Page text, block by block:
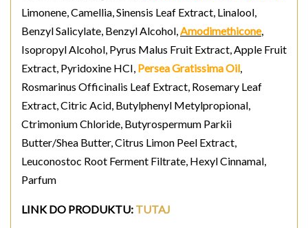
Limonene, Camellia, Sinensis Leaf Extract, Linalool,
Benzyl Salicylate, Benzyl Alcohol, Amodimethicone,
Isopropyl Alcohol, Pyrus Malus Fruit Extract, Apple Fruit
Extract, Pyridoxine HCI, Persea Gratissima Oil
Rosmarinus Officinalis Leaf Extract, Rosemary Leaf
Extract, Citric Acid, Butylphenyl Metylpropional,
Ctrimonium Chloride, Butyrospermum Parkii
Butter/Shea Butter, Citrus Limon Peel Extract,
Leuconostoc Root Ferment Filtrate, Hexyl Cinnamal,
Parfum
LINK DO PRODUKTU: TUTAJ